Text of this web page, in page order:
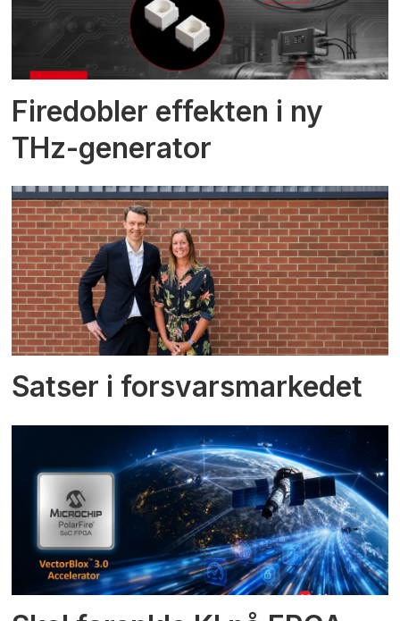
Firedobler effekten i ny
THz-generator
Satser i forsvarsmarkedet